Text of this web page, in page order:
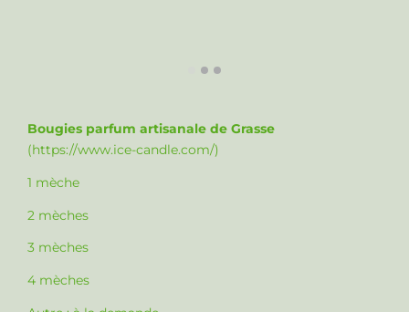
Bougies parfum artisanale de Grasse
(https://www.ice-candle.com/)
1 mèche
2 mèches
3 mèches
4 mèches